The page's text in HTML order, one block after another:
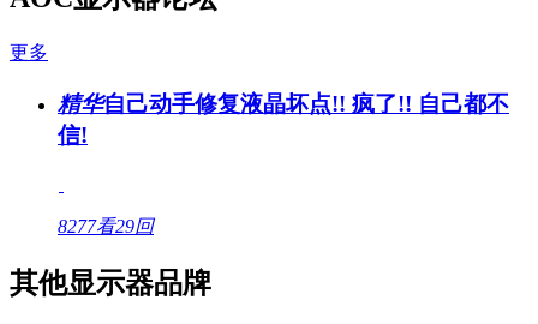
更多
精华自己动手修复液晶坏点!! 疯了!! 自己都不
信!
8277看29回
其他显示器品牌